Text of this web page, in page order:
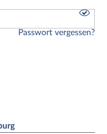
Passwort vergessen?